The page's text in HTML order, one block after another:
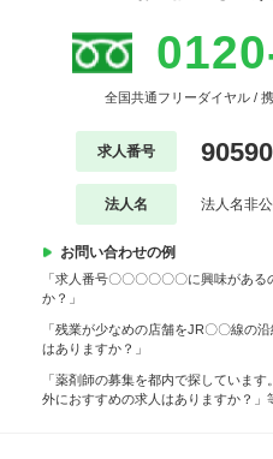
全国共通フリーダイヤル /
求人番号
法人名 法人名非
お問い合わせの例
「求人番号〇〇〇〇〇〇に興味があ
か？」
「残業が少なめの店舗をJR〇〇線の
はありますか？」
「薬剤師の募集を都内で探していま
外におすすめの求人はありますか？」